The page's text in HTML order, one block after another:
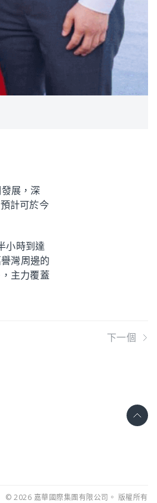
展，深
計可於今
小時到達
灣周邊的
主力覆蓋
下一個
© 2026 嘉華國際集團有限公司。 版權所有